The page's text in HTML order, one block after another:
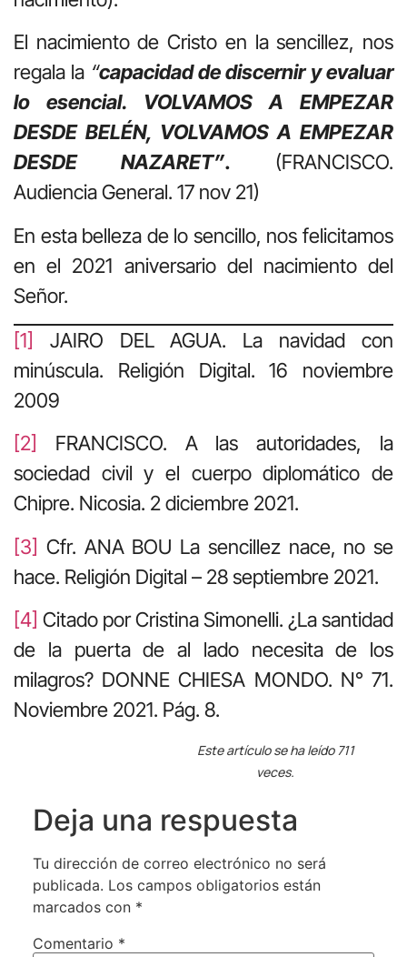
El nacimiento de Cristo en la sencillez, nos
regala la “capacidad de discernir y evaluar
lo esencial. VOLVAMOS A EMPEZAR
DESDE BELÉN, VOLVAMOS A EMPEZAR
DESDE NAZARET”. (FRANCISCO.
Audiencia General. 17 nov 21)
En esta belleza de lo sencillo, nos felicitamos
en el 2021 aniversario del nacimiento del
Señor.
[1]
JAIRO DEL AGUA. La navidad con
minúscula. Religión Digital. 16 noviembre
2009
[2]
FRANCISCO. A las autoridades, la
sociedad civil y el cuerpo diplomático de
Chipre. Nicosia. 2 diciembre 2021.
[3] Cfr. ANA BOU La sencillez nace, no se
hace. Religión Digital – 28 septiembre 2021.
[4] Citado por Cristina Simonelli. ¿La santidad
de la puerta de al lado necesita de los
milagros? DONNE CHIESA MONDO. N° 71.
Noviembre 2021. Pág. 8.
Este artículo se ha leído 711
veces.
Deja una respuesta
Tu dirección de correo electrónico no será
publicada. Los campos obligatorios están
marcados con *
Comentario *